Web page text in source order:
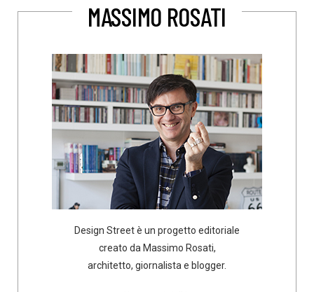
MASSIMO ROSATI
Design Street è un progetto editoriale
creato da Massimo Rosati,
architetto, giornalista e blogger.